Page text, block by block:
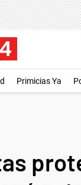
Primicias Ya